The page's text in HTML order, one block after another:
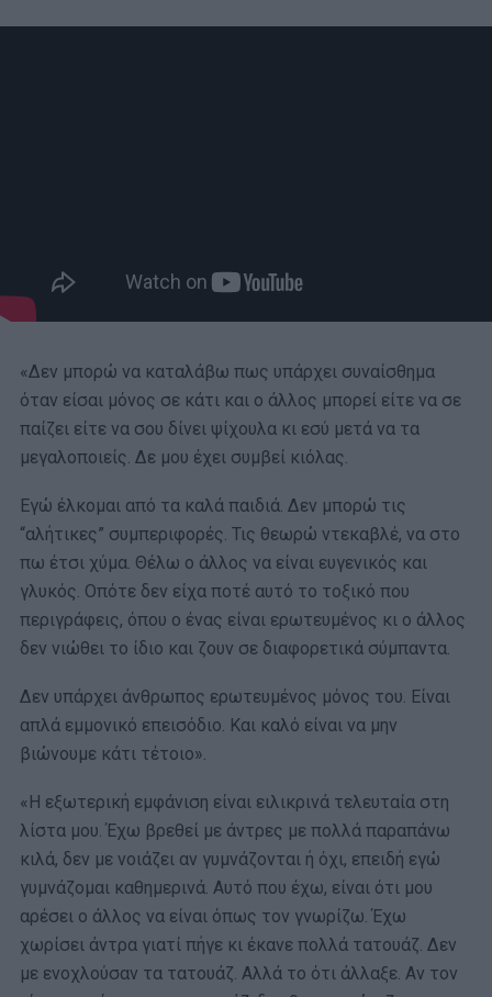
«Δεν μπορώ να καταλάβω πως υπάρχει συναίσθημα
όταν είσαι μόνος σε κάτι και ο άλλος μπορεί είτε να σε
παίζει είτε να σου δίνει ψίχουλα κι εσύ μετά να τα
μεγαλοποιείς. Δε μου έχει συμβεί κιόλας.
Εγώ έλκομαι από τα καλά παιδιά. Δεν μπορώ τις
“αλήτικες” συμπεριφορές. Τις θεωρώ ντεκαβλέ, να στο
πω έτσι χύμα. Θέλω ο άλλος να είναι ευγενικός και
γλυκός. Οπότε δεν είχα ποτέ αυτό το τοξικό που
περιγράφεις, όπου ο ένας είναι ερωτευμένος κι ο άλλος
δεν νιώθει το ίδιο και ζουν σε διαφορετικά σύμπαντα.
Δεν υπάρχει άνθρωπος ερωτευμένος μόνος του. Είναι
απλά εμμονικό επεισόδιο. Και καλό είναι να μην
βιώνουμε κάτι τέτοιο».
«Η εξωτερική εμφάνιση είναι ειλικρινά τελευταία στη
λίστα μου. Έχω βρεθεί με άντρες με πολλά παραπάνω
κιλά, δεν με νοιάζει αν γυμνάζονται ή όχι, επειδή εγώ
γυμνάζομαι καθημερινά. Αυτό που έχω, είναι ότι μου
αρέσει ο άλλος να είναι όπως τον γνωρίζω. Έχω
χωρίσει άντρα γιατί πήγε κι έκανε πολλά τατουάζ. Δεν
με ενοχλούσαν τα τατουάζ. Αλλά το ότι άλλαξε. Αν τον